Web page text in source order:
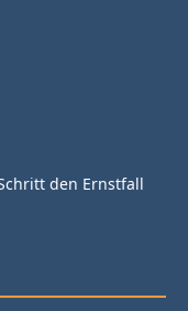
den Ernstfall